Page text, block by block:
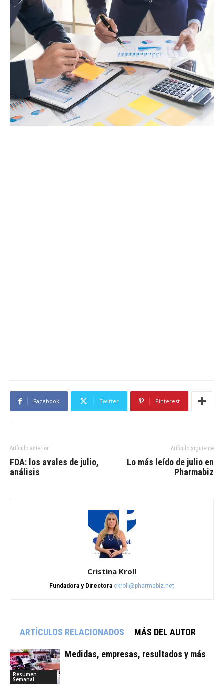
Facebook Twitter Pinterest
Artículo anterior
FDA: los avales de julio,
análisis
Artículo siguiente
Lo más leído de julio en
Pharmabiz
Cristina Kroll
Fundadora y Directora ckroll@pharmabiz.net
ARTÍCULOS RELACIONADOS MÁS DEL AUTOR
Resumen
Semanal
Medidas, empresas, resultados y más